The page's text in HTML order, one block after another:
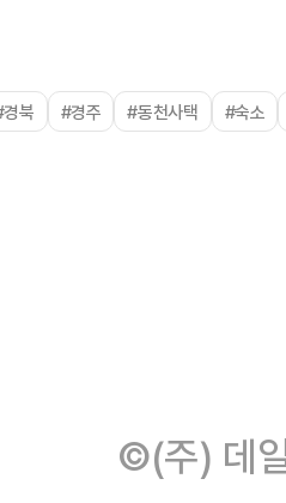
북 #경주 #동천사택 #숙소
©(주) 데